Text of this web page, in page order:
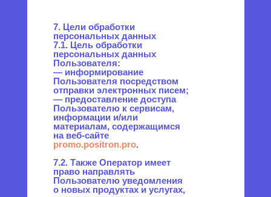
Пользователь может в любой
момент отозвать свое согласие
на обработку персональных
данных, направив Оператору
уведомление посредством
электронной почты
на электронный адрес
Оператораinfo@positron.pro
с пометкой «Отзыв согласия
на обработку персональных
данных».
10.5. Вся информация, которая
собирается сторонними
сервисами, в том числе
платежными системами,
средствами связи и другими
поставщиками услуг, хранится
и обрабатывается указанными
лицами (Операторами)
в соответствии
соглашением и Политикой
конфиденциальности. Субъект
персональных данных и/или
Пользователь обязан
самостоятельно своевременно